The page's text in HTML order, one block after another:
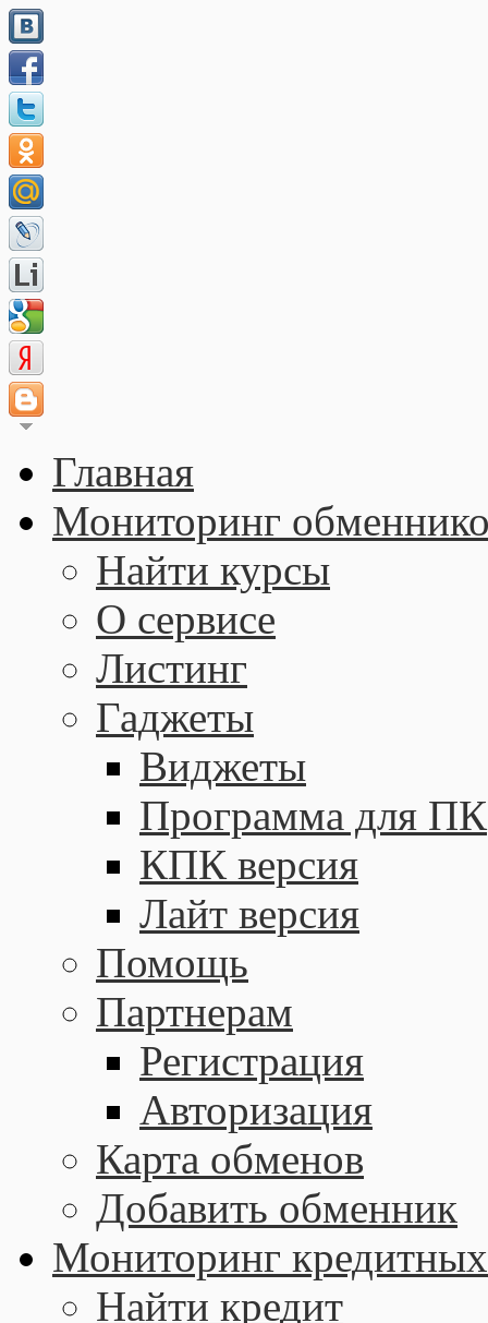
Главная
Мониторинг
Найти курсы
О сервисе
Листинг
Гаджеты
Виджеты
Программа для ПК
КПК версия
Лайт версия
Помощь
Партнерам
Регистрация
Авторизация
Карта обменов
Добавить обменник
Мониторинг кредитных
Найти кредит